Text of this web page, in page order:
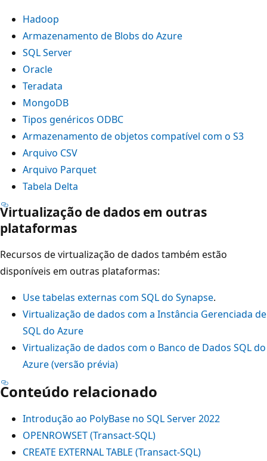
Hadoop
Armazenamento de Blobs do Azure
SQL Server
Oracle
Teradata
MongoDB
Tipos genéricos ODBC
Armazenamento de objetos compatível com o S3
Arquivo CSV
Arquivo Parquet
Tabela Delta
Virtualização de dados em outras
plataformas
Recursos de virtualização de dados também estão
disponíveis em outras plataformas:
Use tabelas externas com SQL do Synapse.
Virtualização de dados com a Instância Gerenciada de
SQL do Azure
Virtualização de dados com o Banco de Dados SQL do
Azure (versão prévia)
Conteúdo relacionado
Introdução ao PolyBase no SQL Server 2022
OPENROWSET (Transact-SQL)
CREATE EXTERNAL TABLE (Transact-SQL)